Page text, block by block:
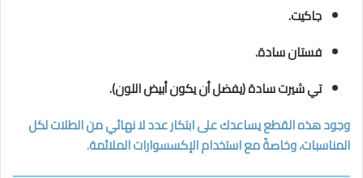
جاكيت.
فستان سادة.
تي شيرت سادة (يفضل أن يكون أبيض اللون).
وجود هذه القطع يساعدك على ابتكار عدد لا نهائي من الطلات لكل
المناسبات، وخاصةً مع استخدام الإكسسوارات الملائمة.